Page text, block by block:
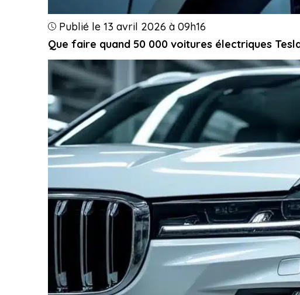
Que faire quand 50 000 voitures électriques
Publié le 13 avril 2026 à 09h16